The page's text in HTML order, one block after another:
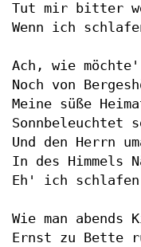
Tut mir bitter
Wenn ich
Ach, wie
Noch von
Meine süße
Sonnbeleuchtet
Und den Herrn
In des Himmels
Eh' ich schlafen
Wie man abends
Ernst zu Bette